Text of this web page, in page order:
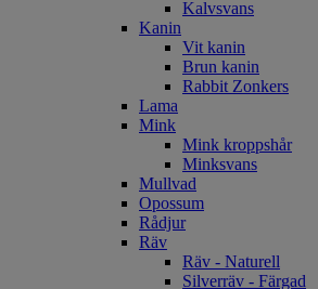
Kalvsvans
Kanin
Vit kanin
Brun kanin
Rabbit Zonkers
Lama
Mink
Mink kroppshår
Minksvans
Mullvad
Opossum
Rådjur
Räv
Räv - Naturell
Silverräv - Färgad